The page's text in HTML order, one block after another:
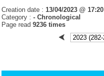
Creation date : 13/04/2023 @ 17:20
Category :-Chronological
Page read9236 times